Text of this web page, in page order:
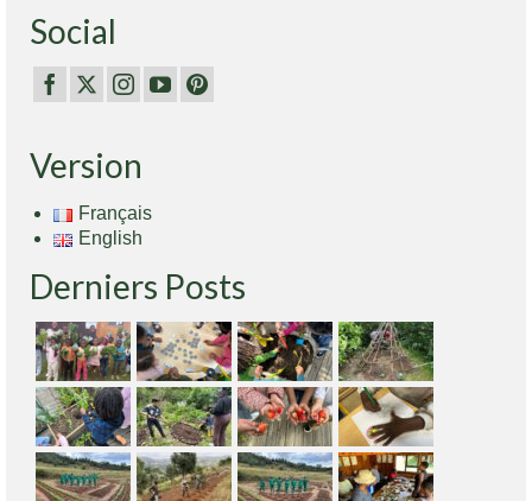
Social
Version
Français
English
Derniers Posts